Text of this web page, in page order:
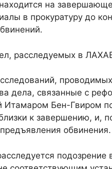
на
в прокуратуру до
расследуемых в
дела, связанные с
Итамаром Бен-Гвиром
к завершению, и,
обвинения.